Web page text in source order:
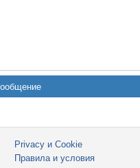
Privacy и Cookie
Правила и условия